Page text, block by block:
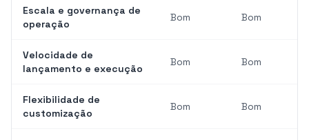
Escala e governança de
operação
Bom Bom
Velocidade de
lançamento e execução
Bom Bom
Flexibilidade de
customização
Bom Bom